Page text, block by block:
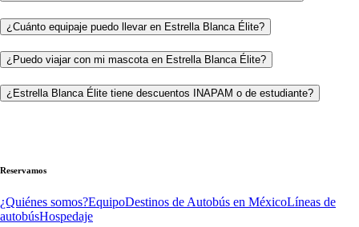
¿Cuánto equipaje puedo llevar en Estrella Blanca Élite?
¿Puedo viajar con mi mascota en Estrella Blanca Élite?
¿Estrella Blanca Élite tiene descuentos INAPAM o de estudiante?
Reservamos
¿Quiénes somos?EquipoDestinos de Autobús en MéxicoLíneas de
autobúsHospedaje